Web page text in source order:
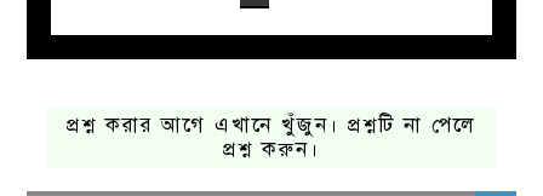
প্রশ্ন করার আগে এখানে খুঁজুন। প্রশ্নটি না পেলে
প্রশ্ন করুন।